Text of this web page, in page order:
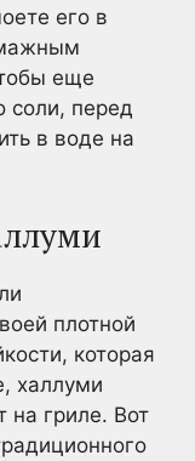
его в
еще
соли, перед
в воде на
плотной
которая
халлуми
на гриле. Вот